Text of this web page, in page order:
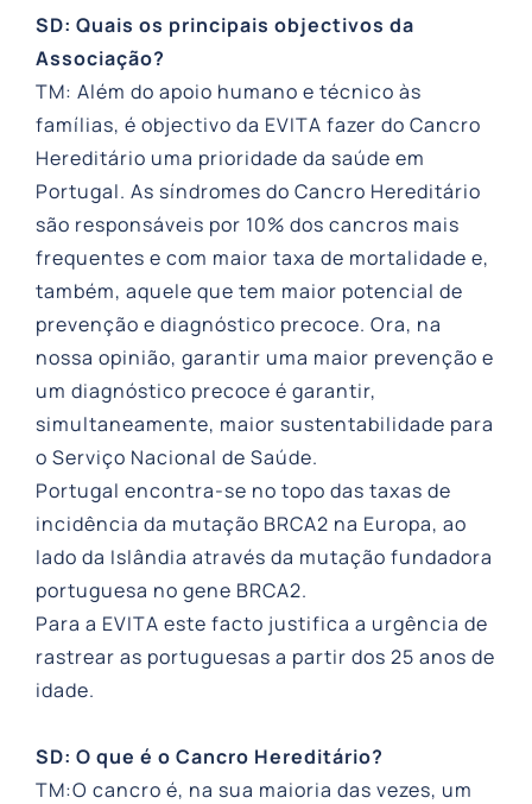
SD: Quais os principais objectivos da
Associação?
TM: Além do apoio humano e técnico às
famílias, é objectivo da EVITA fazer do Cancro
Hereditário uma prioridade da saúde em
Portugal. As síndromes do Cancro Hereditário
são responsáveis por 10% dos cancros mais
frequentes e com maior taxa de mortalidade e,
também, aquele que tem maior potencial de
prevenção e diagnóstico precoce. Ora, na
nossa opinião, garantir uma maior prevenção e
um diagnóstico precoce é garantir,
simultaneamente, maior sustentabilidade para
o Serviço Nacional de Saúde.
Portugal encontra-se no topo das taxas de
incidência da mutação BRCA2 na Europa, ao
lado da Islândia através da mutação fundadora
portuguesa no gene BRCA2.
Para a EVITA este facto justifica a urgência de
rastrear as portuguesas a partir dos 25 anos de
idade.
SD: O que é o Cancro Hereditário?
TM:O cancro é, na sua maioria das vezes, um